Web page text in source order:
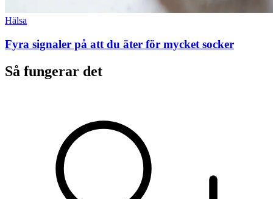
Hälsa
Fyra signaler på att du äter för mycket socker
Så fungerar det